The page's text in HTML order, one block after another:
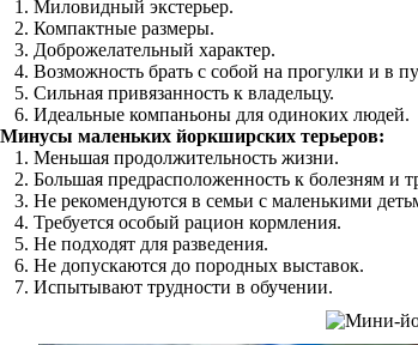
Миловидный экстерьер.
Компактные размеры.
Доброжелательный характер.
Возможность брать с собой на прогулки и в
Сильная привязанность к владельцу.
Идеальные компаньоны для одиноких людей.
Минусы маленьких йоркширских терьеров:
Меньшая продолжительность жизни.
Большая предрасположенность к болезням и
Не рекомендуются в семьи с маленькими
Требуется особый рацион кормления.
Не подходят для разведения.
Не допускаются до породных выставок.
Испытывают трудности в обучении.